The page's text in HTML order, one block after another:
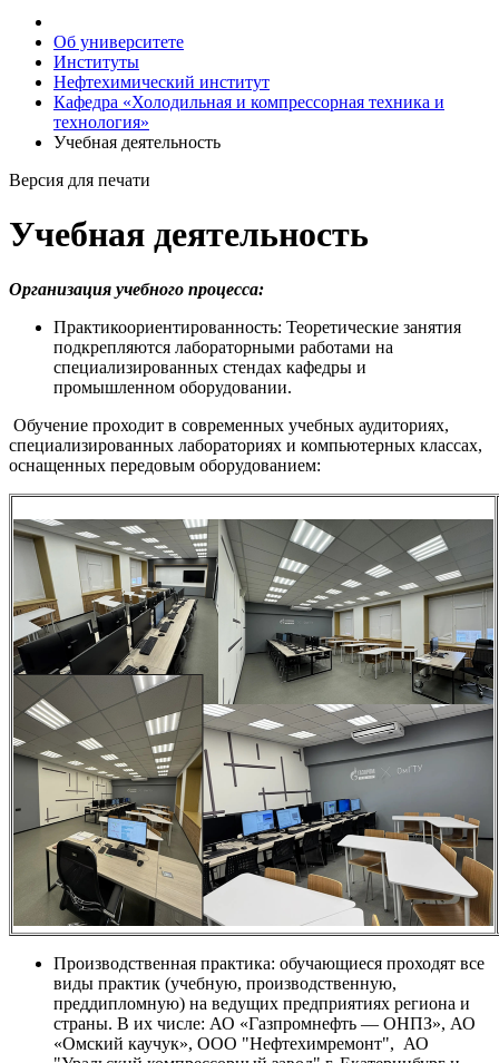
Об университете
Институты
Нефтехимический институт
Кафедра «Холодильная и компрессорная техника и
технология»
Учебная деятельность
Версия для печати
Учебная деятельность
Организация учебного процесса:
Практикоориентированность: Теоретические занятия
подкрепляются лабораторными работами на
специализированных стендах кафедры и
промышленном оборудовании.
Обучение проходит в современных учебных аудиториях,
специализированных лабораториях и компьютерных классах,
оснащенных передовым оборудованием:
Производственная практика: обучающиеся проходят все
виды практик (учебную, производственную,
преддипломную) на ведущих предприятиях региона и
страны. В их числе: АО «Газпромнефть — ОНПЗ», АО
«Омский каучук», ООО "Нефтехимремонт", АО